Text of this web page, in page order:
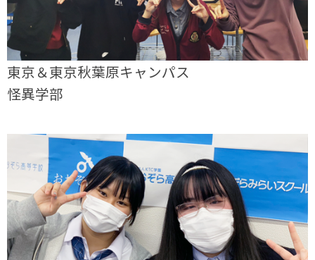
東京＆東京秋葉原キャンパス
怪異学部